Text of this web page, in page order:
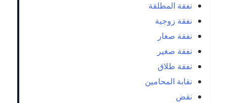
نفقة المطلقة
نفقة زوجية
نفقة صغار
نفقة صغير
نفقة طلاق
نقابة المحامين
نقض